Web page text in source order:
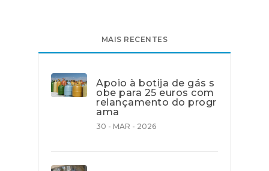
MAIS RECENTES
Apoio à botija de gás s
obe para 25 euros com
relançamento do progr
ama
30 - MAR - 2026